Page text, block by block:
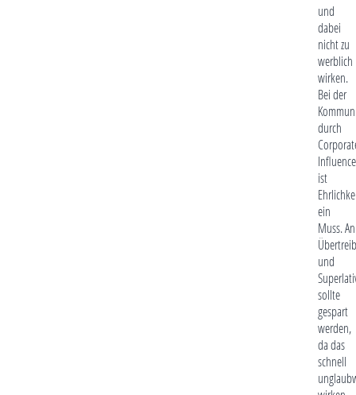
und
dabei
nicht zu
werblich
wirken.
Bei der
durch
ist
ein
Muss. An
und
sollte
gespart
werden,
da das
schnell